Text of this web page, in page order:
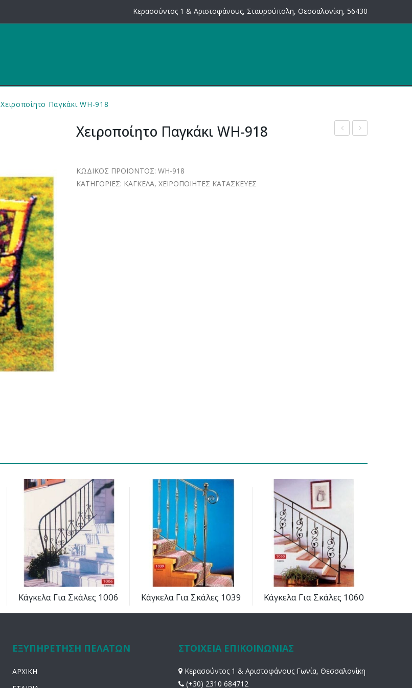
Κερασούντος 1 & Αριστοφάνους, Σταυρούπολη, Θεσσαλονίκη, 56430
Χειροποίητο Παγκάκι WH-918
Χειροποίητο Παγκάκι WH-918
ΚΩΔΙΚΟΣ ΠΡΟΪΟΝΤΟΣ: WH-918
ΚΑΤΗΓΟΡΙΕΣ: ΚΑΓΚΕΛΑ, ΧΕΙΡΟΠΟΙΗΤΕΣ ΚΑΤΑΣΚΕΥΕΣ
Κάγκελα Για Σκάλες 1006 Κάγκελα Για Σκάλες 1039 Κάγκελα Για Σκάλες 1060
ΕΞΥΠΗΡΕΤΗΣΗ ΠΕΛΑΤΩΝ
ΑΡΧΙΚΗ
ΣΤΟΙΧΕΙΑ ΕΠΙΚΟΙΝΩΝΙΑΣ
Κερασούντος 1 & Αριστοφάνους Γωνία, Θεσσαλονίκη
(+30) 2310 684712